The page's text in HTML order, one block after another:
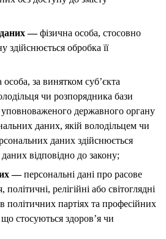
даних —фізична особа, стосовно
здійснюється обробка її
особа, за винятком суб’єкта
чи розпорядника бази
державного органу
даних, якій володільцем чи
даних здійснюється
відповідно до закону;
—персональні дані про расове
релігійні або світоглядні
політичних партіях та професійних
стосуються здоров’я чи